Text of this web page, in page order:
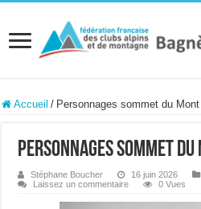
Accueil / Personnages sommet du
Personnages sommet
Stéphane Boucher
16 juin 2026
Laissez un commentaire
0 Vues